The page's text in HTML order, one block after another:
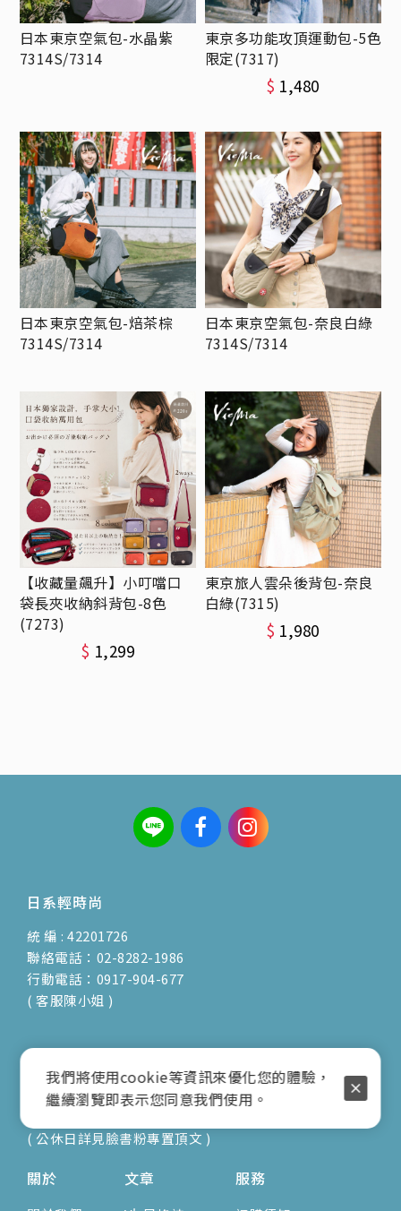
日本東京空氣包-水晶紫
7314S/7314
東京多功能攻頂運動包-5色
限定(7317)
$ 1,480
日本東京空氣包-焙茶棕
7314S/7314
日本東京空氣包-奈良白綠
7314S/7314
【收藏量飆升】小叮噹口
袋長夾收納斜背包-8色
(7273)
$ 1,299
東京旅人雲朵後背包-奈良
白綠(7315)
$ 1,980
日系輕時尚
統 編 : 42201726
聯絡電話：02-8282-1986
行動電話：0917-904-677
( 客服陳小姐 )
地址：新北市蘆洲區光復路30巷16號1F
E-mail：vienna.twn@msa.hinet.net
( 公休日詳見臉書粉專置頂文 )
關於 文章 服務
我們將使用cookie等資訊來優化您的體驗，
繼續瀏覽即表示您同意我們使用。